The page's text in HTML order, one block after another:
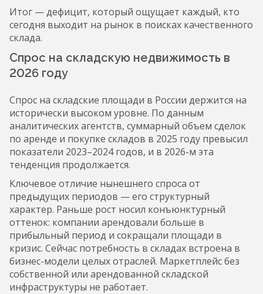
Итог — дефицит, который ощущает каждый, кто
сегодня выходит на рынок в поисках качественного
склада.
Спрос на складскую недвижимость в
2026 году
Спрос на складские площади в России держится на
исторически высоком уровне. По данным
аналитических агентств, суммарный объем сделок
по аренде и покупке складов в 2025 году превысил
показатели 2023–2024 годов, и в 2026-м эта
тенденция продолжается.
Ключевое отличие нынешнего спроса от
предыдущих периодов — его структурный
характер. Раньше рост носил конъюнктурный
оттенок: компании арендовали больше в
прибыльный период и сокращали площади в
кризис. Сейчас потребность в складах встроена в
бизнес-модели целых отраслей. Маркетплейс без
собственной или арендованной складской
инфраструктуры не работает.